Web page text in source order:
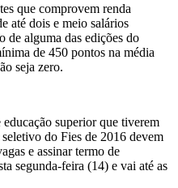
que comprovem renda
até dois e meio salários
de alguma das edições do
de 450 pontos na média
seja zero.
superior que tiverem
do Fies de 2016 devem
e assinar termo de
segunda-feira (14) e vai até as